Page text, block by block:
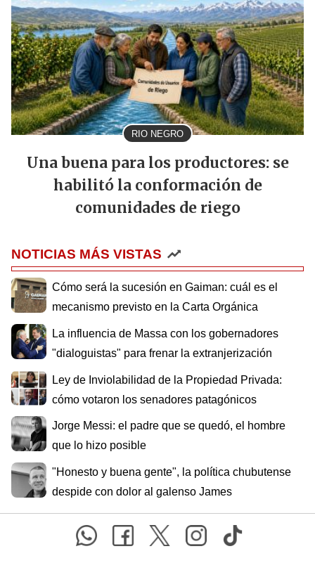
RIO NEGRO
Una buena para los productores: se
habilitó la conformación de
comunidades de riego
NOTICIAS MÁS VISTAS
Cómo será la sucesión en Gaiman: cuál es el
mecanismo previsto en la Carta Orgánica
La influencia de Massa con los gobernadores
"dialoguistas" para frenar la extranjerización
Ley de Inviolabilidad de la Propiedad Privada:
cómo votaron los senadores patagónicos
Jorge Messi: el padre que se quedó, el hombre
que lo hizo posible
"Honesto y buena gente", la política chubutense
despide con dolor al galenso James